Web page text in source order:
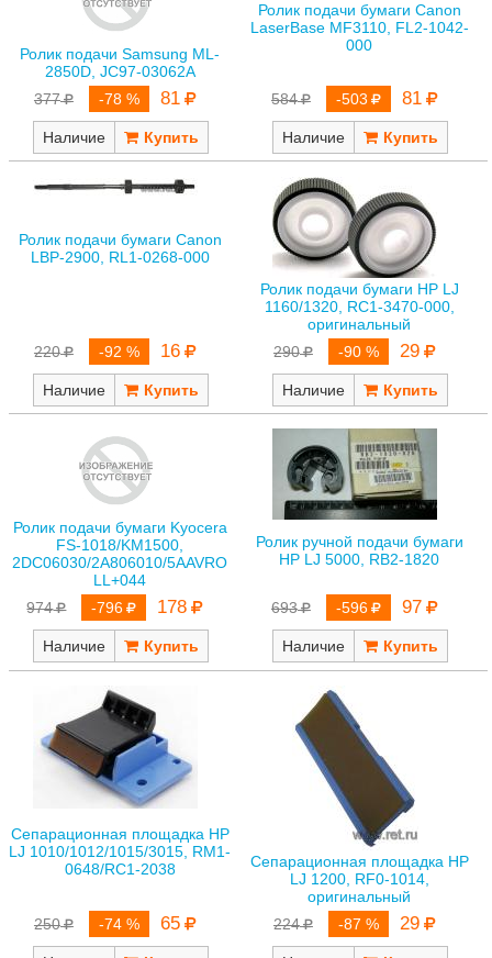
Ролик подачи Samsung ML-
2850D, JC97-03062A
377
-78 % 81
Наличие
Ролик подачи бумаги Canon
LaserBase MF3110, FL2-1042-
000
584 -503 81
Наличие
Ролик подачи бумаги Canon
LBP-2900, RL1-0268-000
220 -92 % 16
Наличие
Ролик подачи бумаги HP LJ
1160/1320, RC1-3470-000,
оригинальный
290
-90 % 29
Наличие
Ролик подачи бумаги Kyocera
FS-1018/KM1500,
2DC06030/2A806010/5AAVRO
LL+044
974
-796 178
Наличие
Ролик ручной подачи бумаги
HP LJ 5000, RB2-1820
693 -596 97
Наличие
Сепарационная площадка HP
LJ 1010/1012/1015/3015, RM1-
0648/RC1-2038
250 -74 % 65
Сепарационная площадка HP
LJ 1200, RF0-1014,
оригинальный
224
-87 % 29